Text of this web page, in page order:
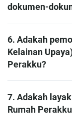
dokumen-
6. Adakah
Kelainan
Perakku?
7. Adakah
Rumah